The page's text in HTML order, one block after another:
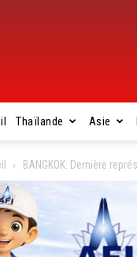
Thaïlande Asie
BANGKOK: Dernière